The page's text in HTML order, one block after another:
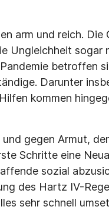
arm und reich. Die
Ungleichheit sogar
betroffen
Darunter
kommen
gegen Armut,
Schritte eine
sozial
des Hartz IV-
sehr schnell